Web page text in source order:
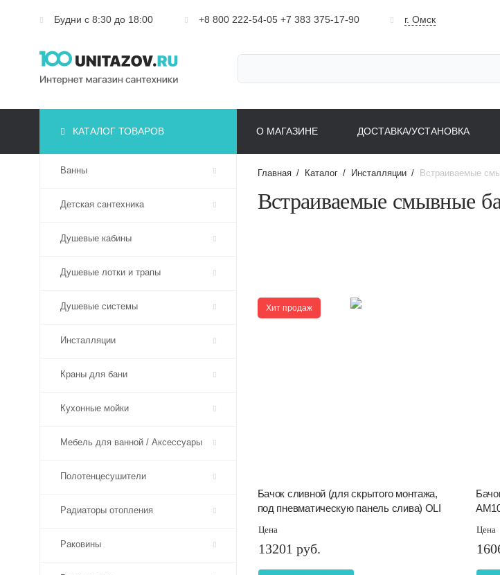
Будни с 8:30 до 18:00 +8 800 222-54-05 +7 383 375-17-90 г. Омск
КАТАЛОГ ТОВАРОВ О МАГАЗИНЕ ДОСТАВКА/УСТАНОВКА
Ванны
Детская сантехника
Душевые кабины
Душевые лотки и трапы
Душевые системы
Инсталляции
Краны для бани
Кухонные мойки
Мебель для ванной / Аксессуары
Полотенцесушители
Радиаторы отопления
Раковины
Главная / Каталог / Инсталляции / Встраиваемые
Встраиваемые смывные
Хит продаж
Бачок сливной (для скрытого монтажа,
под пневматическую панель слива) OLI
Цена
13201 руб.
Цена